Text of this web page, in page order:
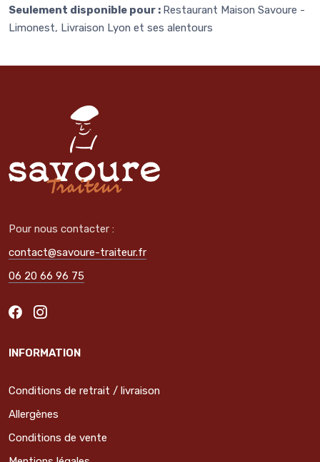
Seulement disponible pour : Restaurant Maison Savoure -
Limonest, Livraison Lyon et ses alentours
Pour nous contacter :
contact@savoure-traiteur.fr
06 20 66 96 75
INFORMATION
Conditions de retrait / livraison
Allergènes
Conditions de vente